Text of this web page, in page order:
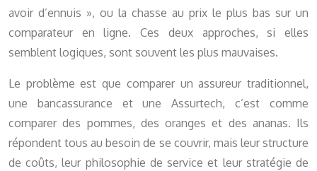
avoir d’ennuis », ou la chasse au prix le plus bas sur un
comparateur en ligne. Ces deux approches, si elles
semblent logiques, sont souvent les plus mauvaises.
Le problème est que comparer un assureur traditionnel,
une bancassurance et une Assurtech, c’est comme
comparer des pommes, des oranges et des ananas. Ils
répondent tous au besoin de se couvrir, mais leur structure
de coûts, leur philosophie de service et leur stratégie de